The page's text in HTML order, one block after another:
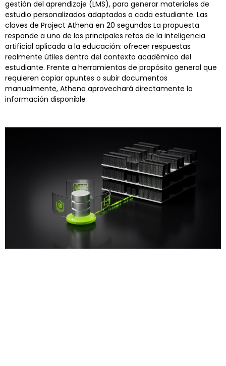
gestión del aprendizaje (LMS), para generar materiales de
estudio personalizados adaptados a cada estudiante. Las
claves de Project Athena en 20 segundos La propuesta
responde a uno de los principales retos de la inteligencia
artificial aplicada a la educación: ofrecer respuestas
realmente útiles dentro del contexto académico del
estudiante. Frente a herramientas de propósito general que
requieren copiar apuntes o subir documentos
manualmente, Athena aprovechará directamente la
información disponible